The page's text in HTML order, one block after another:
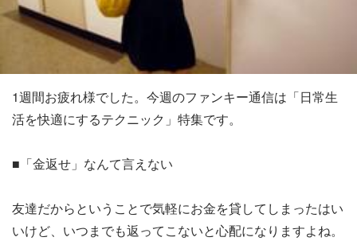
1週間お疲れ様でした。今週のファンキー通信は「日常生
活を快適にするテクニック」特集です。
■「金返せ」なんて言えない
友達だからということで気軽にお金を貸してしまったはい
いけど、いつまでも返ってこないと心配になりますよね。